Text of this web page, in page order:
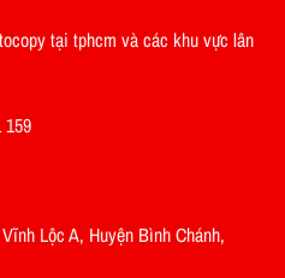
tại tphcm và các khu vực lân
159
Lộc A, Huyện Bình Chánh,